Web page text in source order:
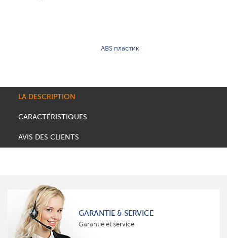
ABS пластик
LA DESCRIPTION
CARACTÉRISTIQUES
AVIS DES CLIENTS
GARANTIE & SERVICE
Garantie et service